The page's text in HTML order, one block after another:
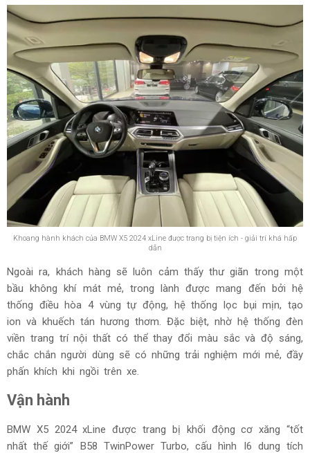
Khoang hành khách của BMW X5 2024 xLine được trang bị tiện ích - giải trí khá hấp
dẫn
Ngoài ra, khách hàng sẽ luôn cảm thấy thư giãn trong một
bầu không khí mát mẻ, trong lành được mang đến bởi hệ
thống điều hòa 4 vùng tự động, hệ thống lọc bụi mịn, tạo
ion và khuếch tán hương thơm. Đặc biệt, nhờ hệ thống đèn
viền trang trí nội thất có thể thay đổi màu sắc và độ sáng,
chắc chắn người dùng sẽ có những trải nghiệm mới mẻ, đầy
phấn khích khi ngồi trên xe.
Vận hành
BMW X5 2024 xLine được trang bị khối động cơ xăng “tốt
nhất thế giới” B58 TwinPower Turbo, cấu hình I6 dung tích